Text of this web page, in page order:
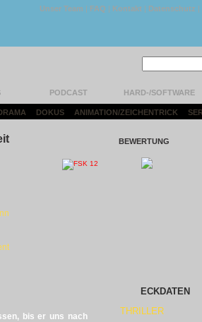
Unser Team | FAQ | Kontakt | Datenschutz |
PODCAST HARD-/SOFTWARE
DOKUS ANIMATION/ZEICHENTRICK
BEWERTUNG
bis er uns nach
ECKDATEN
THRILLER